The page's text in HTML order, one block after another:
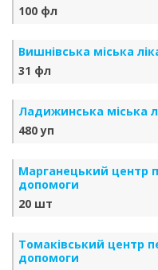
100 фл
Вишнівська міська
31 фл
Ладижинська міська
480 уп
Марганецький центр
допомоги
20 шт
Томаківський центр
допомоги